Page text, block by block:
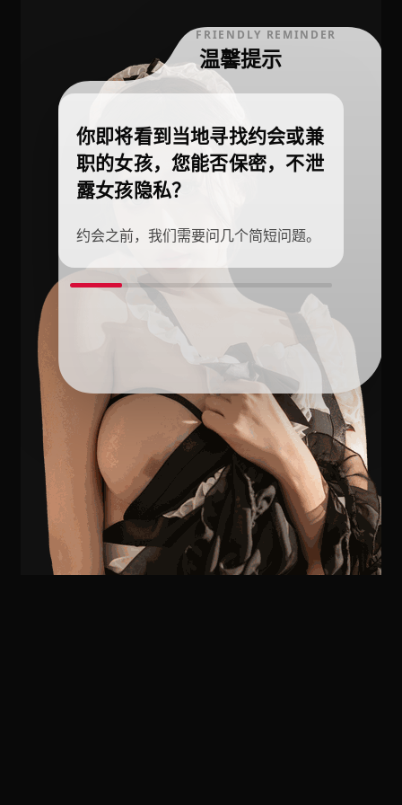
FRIENDLY REMINDER
温馨提示
你即将看到当地寻找约会或兼
职的女孩，您能否保密，不泄
露女孩隐私？
约会之前，我们需要问几个简短问题。